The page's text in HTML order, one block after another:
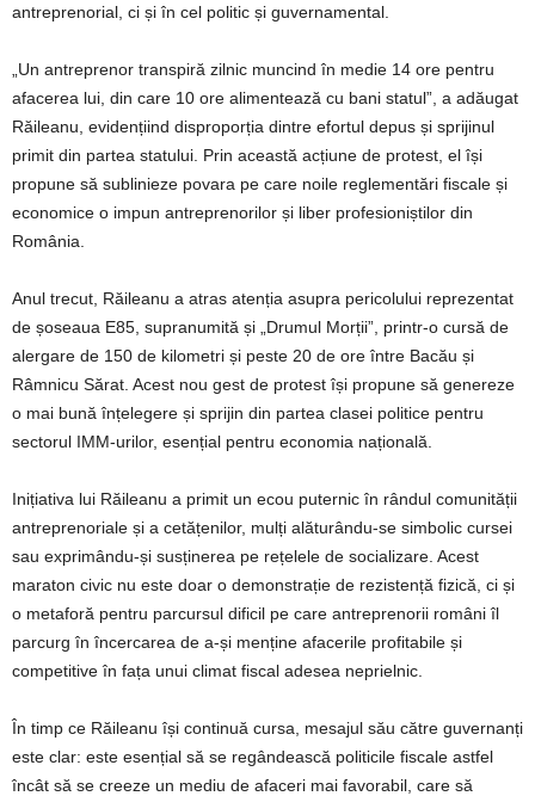
antreprenorial, ci și în cel politic și guvernamental.
„Un antreprenor transpiră zilnic muncind în medie 14 ore pentru
afacerea lui, din care 10 ore alimentează cu bani statul”, a adăugat
Răileanu, evidențiind disproporția dintre efortul depus și sprijinul
primit din partea statului. Prin această acțiune de protest, el își
propune să sublinieze povara pe care noile reglementări fiscale și
economice o impun antreprenorilor și liber profesioniștilor din
România.
Anul trecut, Răileanu a atras atenția asupra pericolului reprezentat
de șoseaua E85, supranumită și „Drumul Morții”, printr-o cursă de
alergare de 150 de kilometri și peste 20 de ore între Bacău și
Râmnicu Sărat. Acest nou gest de protest își propune să genereze
o mai bună înțelegere și sprijin din partea clasei politice pentru
sectorul IMM-urilor, esențial pentru economia națională.
Inițiativa lui Răileanu a primit un ecou puternic în rândul comunității
antreprenoriale și a cetățenilor, mulți alăturându-se simbolic cursei
sau exprimându-și susținerea pe rețelele de socializare. Acest
maraton civic nu este doar o demonstrație de rezistență fizică, ci și
o metaforă pentru parcursul dificil pe care antreprenorii români îl
parcurg în încercarea de a-și menține afacerile profitabile și
competitive în fața unui climat fiscal adesea neprielnic.
În timp ce Răileanu își continuă cursa, mesajul său către guvernanți
este clar: este esențial să se regândească politicile fiscale astfel
încât să se creeze un mediu de afaceri mai favorabil, care să